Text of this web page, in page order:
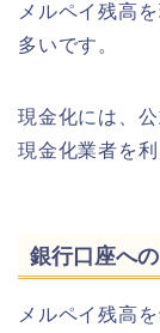
メルペイ残高
多いです。
現金化には、
現金化業者を
銀行口座へ
メルペイ残高